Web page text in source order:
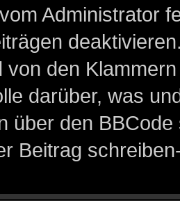
Administrator
von den
darüber, was
über den
Beitrag